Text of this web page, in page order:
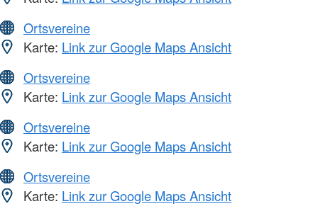
Ortsvereine
Karte: Link zur Google Maps Ansicht
Ortsvereine
Karte: Link zur Google Maps Ansicht
Ortsvereine
Karte: Link zur Google Maps Ansicht
Ortsvereine
Karte: Link zur Google Maps Ansicht